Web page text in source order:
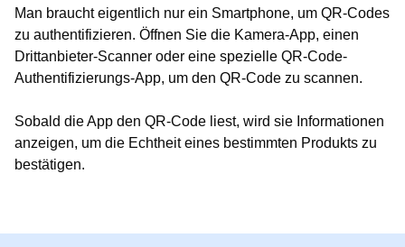
Man braucht eigentlich nur ein Smartphone, um QR-Codes
zu authentifizieren. Öffnen Sie die Kamera-App, einen
Drittanbieter-Scanner oder eine spezielle QR-Code-
Authentifizierungs-App, um den QR-Code zu scannen.
Sobald die App den QR-Code liest, wird sie Informationen
anzeigen, um die Echtheit eines bestimmten Produkts zu
bestätigen.